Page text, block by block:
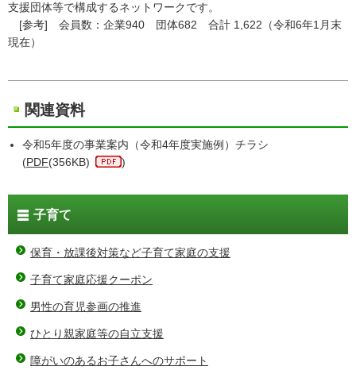
支援団体等で構成するネットワークです。
[参考] 会員数：企業940 団体682 合計 1,622（令和6年1月末
現在）
関連資料
令和5年度の事業案内（令和4年度実施例）チラシ
(PDF(356KB) )
子育て
保育・放課後対策など子育て家庭の支援
子育て家庭応援クーポン
男性の育児参画の推進
ひとり親家庭等の自立支援
障がいのあるお子さんへのサポート